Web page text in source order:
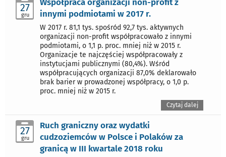
27
gru
innymi podmiotami w 2017 r.
W 2017 r. 81,1 tys. spośród 92,7 tys. aktywnych
organizacji non-profit współpracowało z innymi
podmiotami, o 1,1 p. proc. mniej niż w 2015 r.
Organizacje te najczęściej współpracowały z
instytucjami publicznymi (80,4%). Wśród
współpracujących organizacji 87,0% deklarowało
brak barier w prowadzonej współpracy, o 1,0 p.
proc. mniej niż w 2015 r.
Czytaj dalej
27
gru
Ruch graniczny oraz wydatki
cudzoziemców w Polsce i Polaków za
granicą w III kwartale 2018 roku